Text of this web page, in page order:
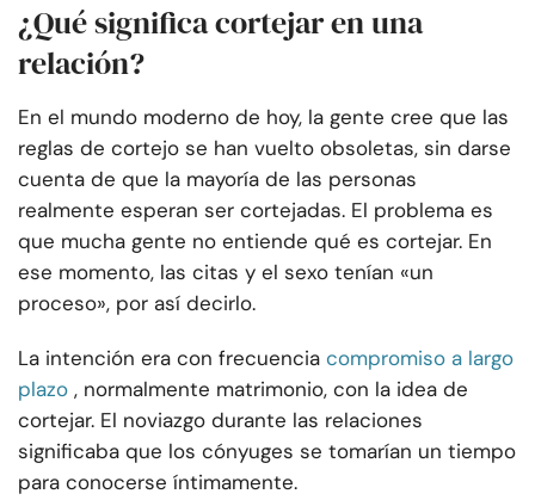
¿Qué significa cortejar en una
relación?
En el mundo moderno de hoy, la gente cree que las
reglas de cortejo se han vuelto obsoletas, sin darse
cuenta de que la mayoría de las personas
realmente esperan ser cortejadas. El problema es
que mucha gente no entiende qué es cortejar. En
ese momento, las citas y el sexo tenían «un
proceso», por así decirlo.
La intención era con frecuencia compromiso a largo
plazo , normalmente matrimonio, con la idea de
cortejar. El noviazgo durante las relaciones
significaba que los cónyuges se tomarían un tiempo
para conocerse íntimamente.